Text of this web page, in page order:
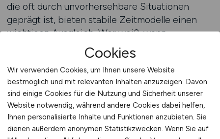
die oft durch unvorhersehbare Situationen
geprägt ist, bieten stabile Zeitmodelle einen
wichtigen Ausgleich. Wer weiß, wann
gearbeitet wird und wann Erholungsphasen
anstehen, kann besser mit den Anforderungen
des Berufs umgehen und langfristig
leistungsfähig bleiben. Planbarkeit schafft
Vertrauen zwischen Arbeitgeber und
Arbeitnehmer und stärkt die Bindung an die
Einrichtung.
Cookies
Wir verwenden Cookies, um Ihnen unsere Website
bestmöglich und mit relevanten Inhalten anzuzeigen. Davon
sind einige Cookies für die Nutzung und Sicherheit unserer
Website notwendig, während andere Cookies dabei helfen,
Ihnen personalisierte Inhalte und Funktionen anzubieten. Sie
dienen außerdem anonymen Statistikzwecken. Wenn Sie auf